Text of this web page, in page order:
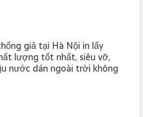
giả tại Hà Nội in lấy
lượng tốt nhất, siêu vỡ,
nước dán ngoài trời không